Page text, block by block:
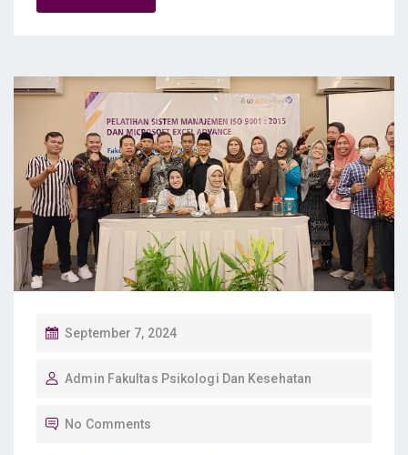
P
S
September 7, 2024
Admin Fakultas Psikologi Dan Kesehatan
No Comments